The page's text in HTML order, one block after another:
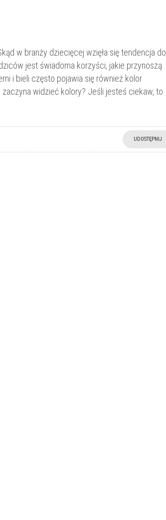
w branży dziecięcej wzięła się tendencja do
jest świadoma korzyści, jakie przynoszą
i bieli często pojawia się również kolor
widzieć kolory? Jeśli jesteś ciekaw, to
UDOSTĘPNIJ